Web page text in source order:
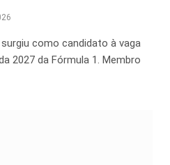
como candidato à vaga
2027 da Fórmula 1. Membro